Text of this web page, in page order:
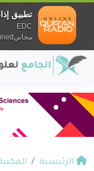
الرئيسية
تطبيق
EDC
مجانيundefined